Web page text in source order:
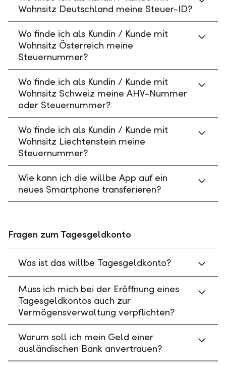
Wohnsitz Deutschland meine Steuer-ID?
Wo finde ich als Kundin / Kunde mit
Wohnsitz Österreich meine
Steuernummer?
Wo finde ich als Kundin / Kunde mit
Wohnsitz Schweiz meine AHV-Nummer
oder Steuernummer?
Wo finde ich als Kundin / Kunde mit
Wohnsitz Liechtenstein meine
Steuernummer?
Wie kann ich die willbe App auf ein
neues Smartphone transferieren?
Fragen zum Tagesgeldkonto
Was ist das willbe Tagesgeldkonto?
Muss ich mich bei der Eröffnung eines
Tagesgeldkontos auch zur
Vermögensverwaltung verpflichten?
Warum soll ich mein Geld einer
ausländischen Bank anvertrauen?